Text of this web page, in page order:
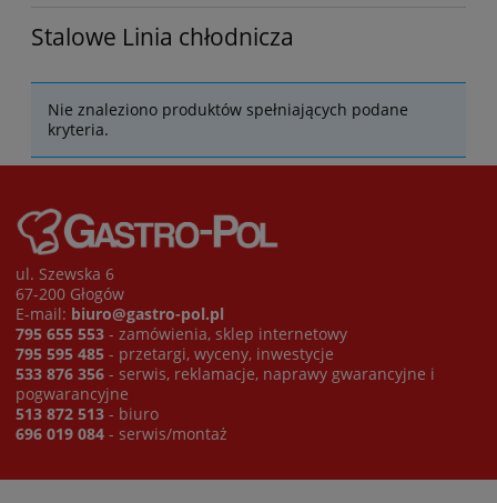
Stalowe Linia chłodnicza
Nie znaleziono produktów spełniających podane
kryteria.
ul. Szewska 6
67-200 Głogów
E-mail: biuro@gastro-pol.pl
795 655 553 - zamówienia, sklep internetowy
795 595 485 - przetargi, wyceny, inwestycje
533 876 356 - serwis, reklamacje, naprawy gwarancyjne i
pogwarancyjne
513 872 513 - biuro
696 019 084 - serwis/montaż